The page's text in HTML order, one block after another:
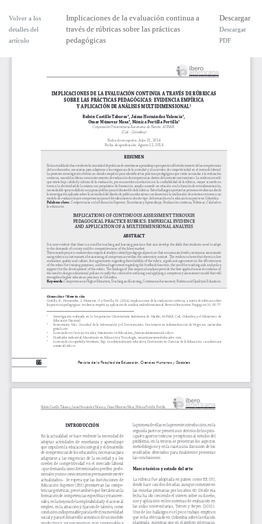
Volver a los
detalles del
artículo
Implicaciones de la evaluación continua a
través de rúbricas sobre las prácticas
pedagógicas
Descargar
Descargar
PDF